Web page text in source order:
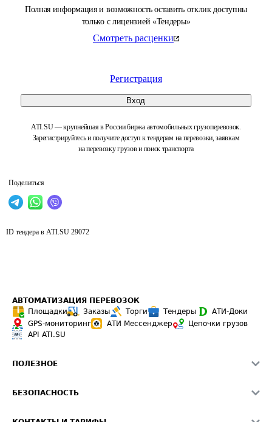
Полная информация и возможность оставить отклик доступны
только с лицензией «Тендеры»
Смотреть расценки
Регистрация
Вход
ATI.SU — крупнейшая в России биржа автомобильных грузоперевозок.
Зарегистрируйтесь и получите доступ к тендерам на перевозки, заявкам
на перевозку грузов и поиск транспорта
Поделиться
ID тендера в ATI.SU 29072
АВТОМАТИЗАЦИЯ ПЕРЕВОЗОК
Площадки
Заказы Торги Тендеры
АТИ-Доки
GPS-мониторинг
АТИ Мессенджер
Цепочки грузов
API ATI.SU
ПОЛЕЗНОЕ
Звезды ATI.SU на вашем сайте
БЕЗОПАСНОСТЬ